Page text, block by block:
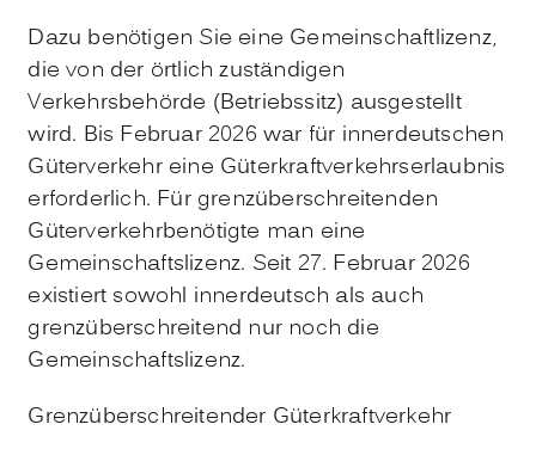
Dazu benötigen Sie eine Gemeinschaftlizenz,
die von der örtlich zuständigen
Verkehrsbehörde (Betriebssitz) ausgestellt
wird. Bis Februar 2026 war für innerdeutschen
Güterverkehr eine Güterkraftverkehrserlaubnis
erforderlich. Für grenzüberschreitenden
Güterverkehrbenötigte man eine
Gemeinschaftslizenz. Seit 27. Februar 2026
existiert sowohl innerdeutsch als auch
grenzüberschreitend nur noch die
Gemeinschaftslizenz.
Grenzüberschreitender Güterkraftverkehr